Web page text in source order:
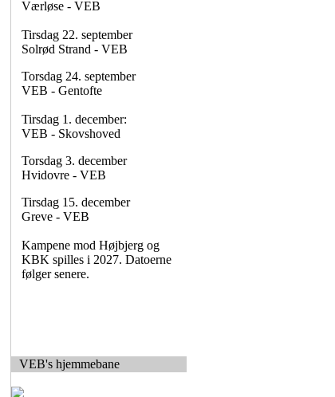
Værløse - VEB
Tirsdag 22. september
Solrød Strand - VEB
Torsdag 24. september
VEB - Gentofte
Tirsdag 1. december:
VEB - Skovshoved
Torsdag 3. december
Hvidovre - VEB
Tirsdag 15. december
Greve - VEB
Kampene mod Højbjerg og
KBK spilles i 2027. Datoerne
følger senere.
VEB's hjemmebane